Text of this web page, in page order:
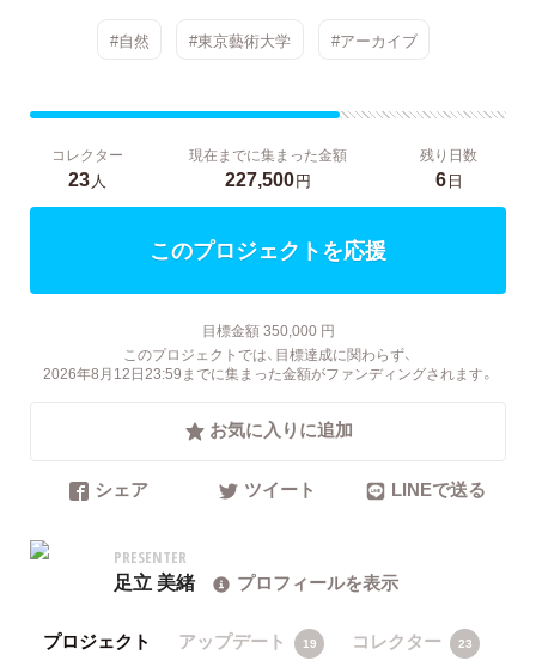
#自然 #東京藝術大学 #アーカイブ
コレクター
23人
現在までに集まった金額
227,500円
残り日数
6日
このプロジェクトを応援
目標金額 350,000 円
このプロジェクトでは、目標達成に関わらず、
2026年8月12日23:59までに集まった金額がファンディングされます。
お気に入りに追加
シェア ツイート LINEで送る
PRESENTER
足立 美緒 プロフィールを表示
プロジェクト アップデート 19 コレクター 23